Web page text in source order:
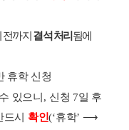
전까지 결석 처리 됨에
휴학 신청
있으니 , 신청 7일 후
드시 확인(‘휴학’ ⟶